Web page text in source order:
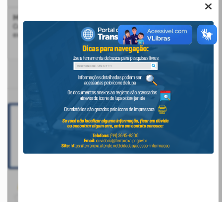
Mapa do Site
Consulte a estrutura do Portal da Transparência com a
exibição de todos os itens disponíveis
BANNERS